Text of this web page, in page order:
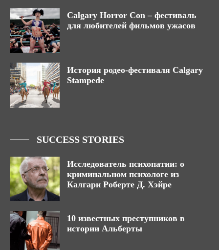
Calgary Horror Con – фестиваль
для любителей фильмов ужасов
История родео-фестиваля Calgary
Stampede
SUCCESS STORIES
Исследователь психопатии: о
криминальном психологе из
Калгари Роберте Д. Хэйре
10 известных преступников в
истории Альберты